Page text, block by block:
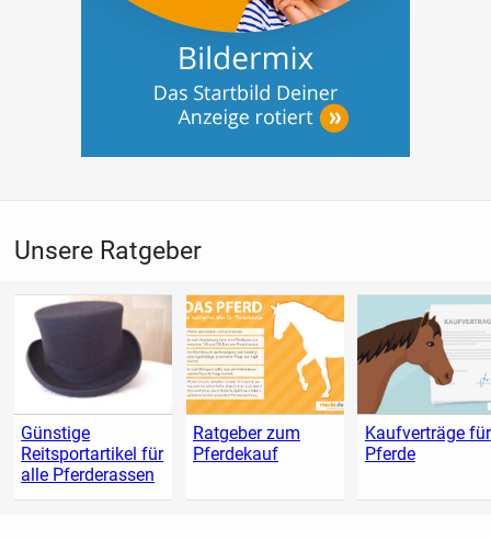
M160 - 1751 kg (50ccm)
L165 - 1801,1 kg (60cc)
Unsere Ratgeber
Günstige
Reitsportartikel für
alle Pferderassen
Ratgeber zum
Pferdekauf
Kaufverträge für
Pferde